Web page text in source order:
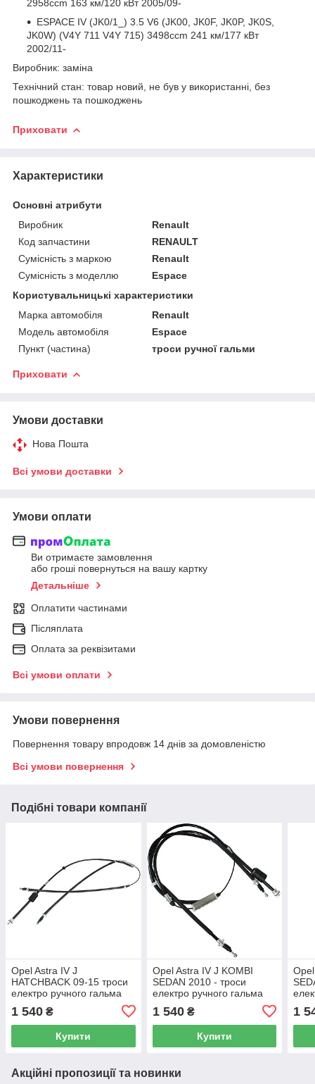
2958ccm 163 км/120 кВт 2005/09-
ESPACE IV (JK0/1_) 3.5 V6 (JK00, JK0F, JK0P, JK0S,
JK0W) (V4Y 711 V4Y 715) 3498ccm 241 км/177 кВт
2002/11-
Виробник: заміна
Технічний стан: товар новий, не був у використанні, без
пошкоджень та пошкоджень
Приховати
Характеристики
Основні атрибути
Виробник
Renault
Код запчастини
RENAULT
Сумісність з маркою
Renault
Сумісність з моделлю
Espace
Користувальницькі характеристики
Марка автомобіля
Renault
Модель автомобіля
Espace
Пункт (частина)
троси ручної гальми
Приховати
Умови доставки
Нова Пошта
Всі умови доставки
Умови оплати
Ви отримаєте замовлення
або гроші повернуться на вашу картку
Детальніше
Оплатити частинами
Післяплата
Оплата за реквізитами
Всі умови оплати
Умови повернення
Повернення товару впродовж 14 днів за домовленістю
Всі умови повернення
Подібні товари компанії
Opel Astra IV J
HATCHBACK 09-15 троси
електро ручного гальма
1 540 ₴
Купити
Opel Astra IV J KOMBI
SEDAN 2010 - троси
електро ручного гальма
лівий + правий 2 шт KPL
1 540₴
Купити
1
Акційні пропозиції та новинки